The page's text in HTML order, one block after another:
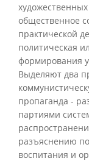
общественное
практической
политическая
формирования
Выделяют два
пропаганда -
партиями
разъяснению
воспитания и